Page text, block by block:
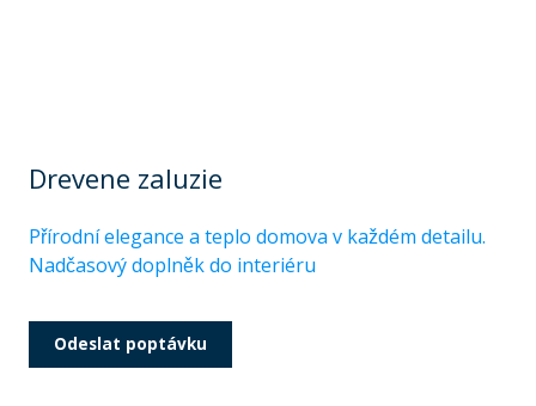
Drevene zaluzie
Přírodní elegance a teplo domova v každém detailu.
Nadčasový doplněk do interiéru
Odeslat poptávku